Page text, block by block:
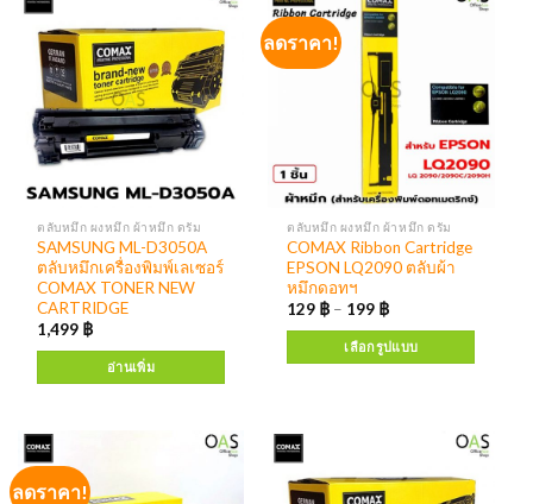
ลดราคา!
ตลับหมึก ผงหมึก ผ้าหมึก ดรัม
COMAX Ribbon Cartridge
EPSON LQ2090 ตลับผ้า
หมึกดอทฯ
129 ฿ – 199 ฿
เลือกรูปแบบ
ลดราคา!
ตลับหมึก ผงหมึก ผ้าหมึก ดรัม
SAMSUNG ML-D3050A
ตลับหมึกเครื่องพิมพ์เลเซอร์
COMAX TONER NEW
CARTRIDGE
1,499 ฿
อ่านเพิ่ม